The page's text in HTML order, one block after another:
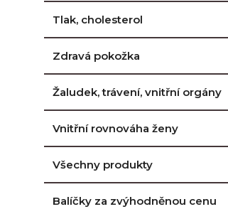
Tlak, cholesterol
Zdravá pokožka
Žaludek, trávení, vnitřní orgány
Vnitřní rovnováha ženy
Všechny produkty
Balíčky za zvýhodněnou cenu